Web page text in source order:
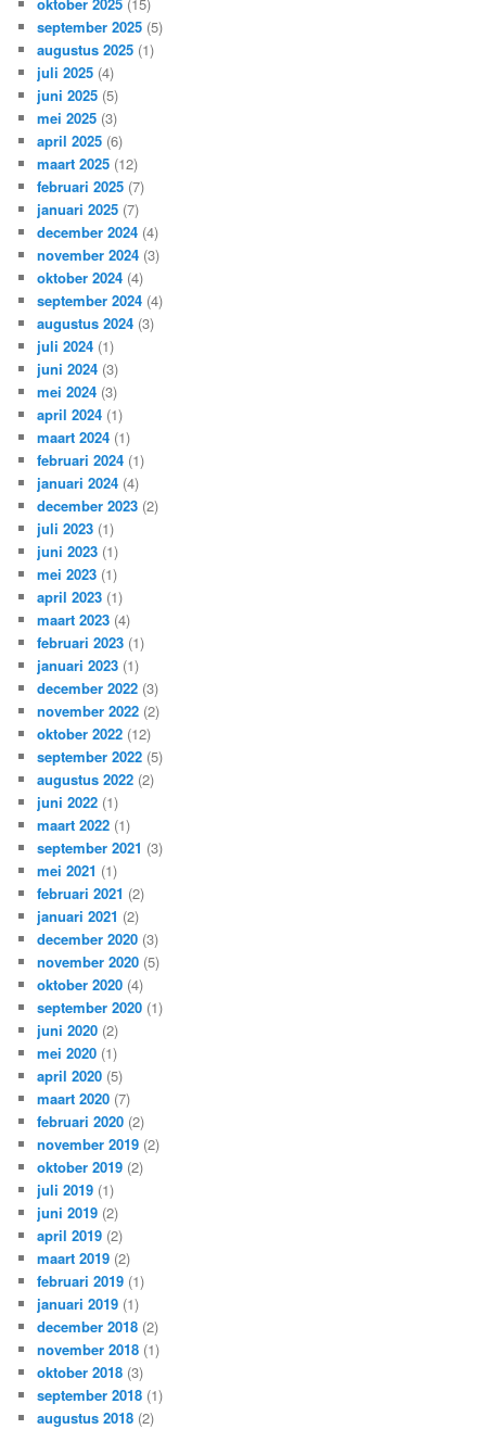
september 2025 (5)
augustus 2025 (1)
juli 2025 (4)
juni 2025 (5)
mei 2025 (3)
april 2025 (6)
maart 2025 (12)
februari 2025 (7)
januari 2025 (7)
december 2024 (4)
november 2024 (3)
oktober 2024 (4)
september 2024 (4)
augustus 2024 (3)
juli 2024 (1)
juni 2024 (3)
mei 2024 (3)
april 2024 (1)
maart 2024 (1)
februari 2024 (1)
januari 2024 (4)
december 2023 (2)
juli 2023 (1)
juni 2023 (1)
mei 2023 (1)
april 2023 (1)
maart 2023 (4)
februari 2023 (1)
januari 2023 (1)
december 2022 (3)
november 2022 (2)
oktober 2022 (12)
september 2022 (5)
augustus 2022 (2)
juni 2022 (1)
maart 2022 (1)
september 2021 (3)
mei 2021 (1)
februari 2021 (2)
januari 2021 (2)
december 2020 (3)
november 2020 (5)
oktober 2020 (4)
september 2020 (1)
juni 2020 (2)
mei 2020 (1)
april 2020 (5)
maart 2020 (7)
februari 2020 (2)
november 2019 (2)
oktober 2019 (2)
juli 2019 (1)
juni 2019 (2)
april 2019 (2)
maart 2019 (2)
februari 2019 (1)
januari 2019 (1)
december 2018 (2)
november 2018 (1)
oktober 2018 (3)
september 2018 (1)
augustus 2018 (2)